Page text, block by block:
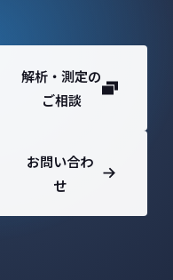
解析・測定の
ご相談
お問い合わ
せ